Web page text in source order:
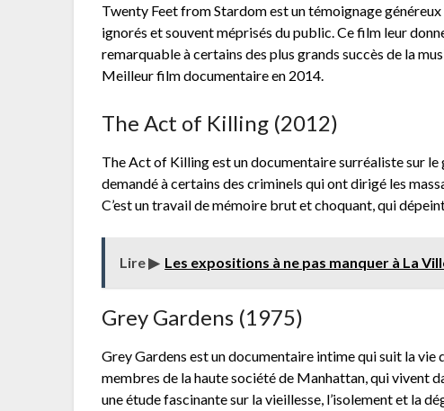
Twenty Feet from Stardom est un témoignage
ignorés et souvent méprisés du public. Ce film leur
remarquable à certains des plus grands succès de la
Meilleur film documentaire en 2014.
The Act of Killing (2012)
The Act of Killing est un documentaire surréaliste sur
demandé à certains des criminels qui ont dirigé les
C’est un travail de mémoire brut et choquant, qui
Lire ▶ Les expositions à ne pas manquer à La
Grey Gardens (1975)
Grey Gardens est un documentaire intime qui suit la vie
membres de la haute société de Manhattan, qui vivent
une étude fascinante sur la vieillesse, l’isolement et la